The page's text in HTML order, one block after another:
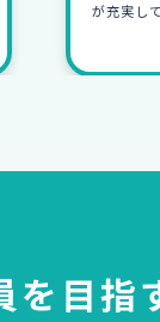
になった
を目指